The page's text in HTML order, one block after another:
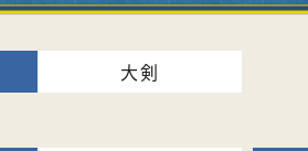
大剣